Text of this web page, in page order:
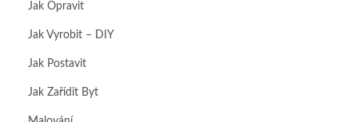
Jak Opravit
Jak Vyrobit – DIY
Jak Postavit
Jak Zařídit Byt